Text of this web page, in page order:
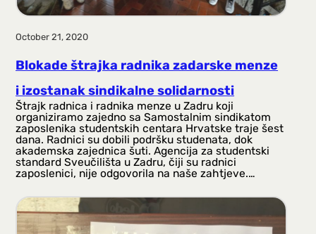
October 21, 2020
Blokade štrajka radnika zadarske menze
i izostanak sindikalne solidarnosti
Štrajk radnica i radnika menze u Zadru koji
organiziramo zajedno sa Samostalnim sindikatom
zaposlenika studentskih centara Hrvatske traje šest
dana. Radnici su dobili podršku studenata, dok
akademska zajednica šuti. Agencija za studentski
standard Sveučilišta u Zadru, čiji su radnici
zaposlenici, nije odgovorila na naše zahtjeve.…